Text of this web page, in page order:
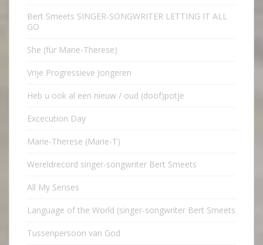
Bert Smeets SINGER-SONGWRITER LETTING IT ALL
GO
She (für Marie-Therese)
Vrije Progressieve Jongeren
Heb u ook al een nieuw / oud (doof)potje
Excecution Day
Marie-Therese (Marie-T)
Wereldrecord singer-songwriter Bert Smeets
All My Senses
Language of the World (singer-songwriter Bert Smeets
Tussenpersoon van God